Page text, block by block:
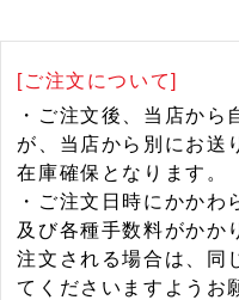
[ご注文について]
・ご注文後、当店から
が、当店から別にお送
在庫確保となります。
・ご注文日時にかか
及び各種手数料がかか
注文される場合は、同
てくださいますようお